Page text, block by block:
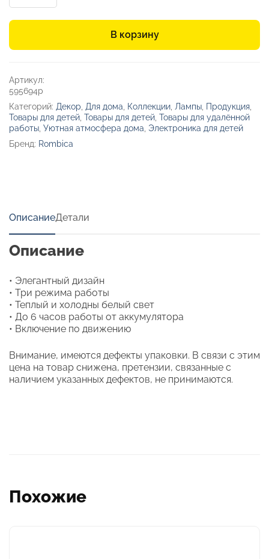
c
движения
В корзину
Артикул:
595694p
Категорий: Декор, Для дома, Коллекции, Лампы, Продукция,
Товары для детей, Товары для детей, Товары для удалённой
работы, Уютная атмосфера дома, Электроника для детей
Бренд: Rombica
ОписаниеДетали
Описание
• Элегантный дизайн
• Три режима работы
• Теплый и холодны белый свет
• До 6 часов работы от аккумулятора
• Включение по движению
Внимание, имеются дефекты упаковки. В связи с этим
цена на товар снижена, претензии, связанные с
наличием указанных дефектов, не принимаются.
Похожие